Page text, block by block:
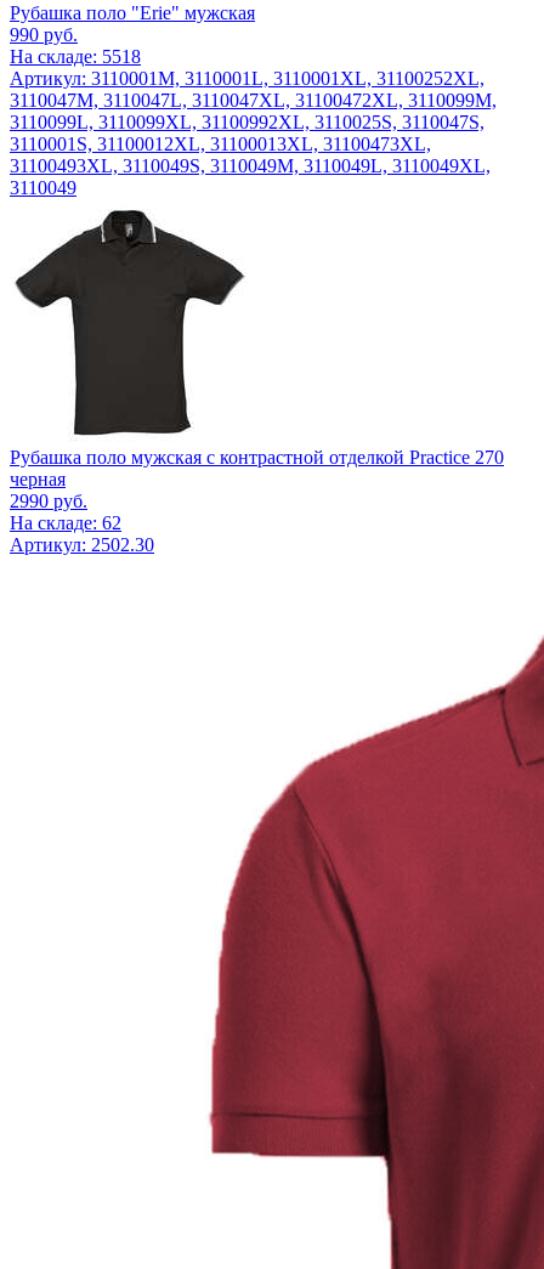
Рубашка поло "Erie" мужская
990 руб.
На складе: 5518
Артикул: 3110001M, 3110001L, 3110001XL, 31100252XL,
3110047M, 3110047L, 3110047XL, 31100472XL, 3110099M,
3110099L, 3110099XL, 31100992XL, 3110025S, 3110047S,
3110001S, 31100012XL, 31100013XL, 31100473XL,
31100493XL, 3110049S, 3110049M, 3110049L, 3110049XL,
3110049
Рубашка поло мужская с контрастной отделкой Practice 270
черная
2990 руб.
На складе: 62
Артикул: 2502.30